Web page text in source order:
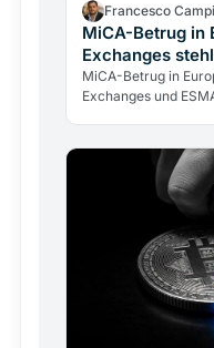
Francesco
MiCA-Betrug in
Exchanges
MiCA-Betrug in
Exchanges und